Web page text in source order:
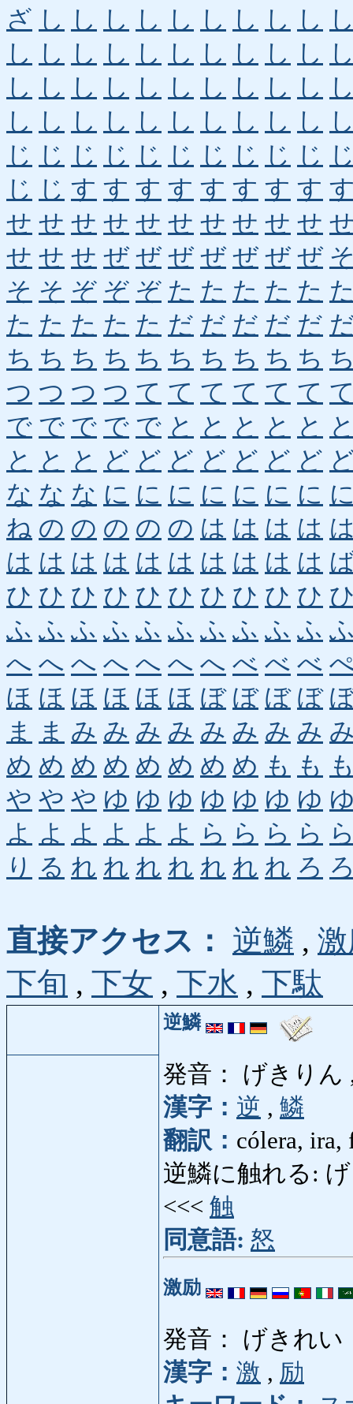
ざ し し し し し し し し し
し し し し し し し し し し
し し し し し し し し し し
し し し し し し し し し し
じ じ じ じ じ じ じ じ じ じ
じ じ す す す す す す す す
せ せ せ せ せ せ せ せ せ せ
せ せ せ ぜ ぜ ぜ ぜ ぜ ぜ ぜ
そ そ ぞ ぞ ぞ た た た た た
た た た た た だ だ だ だ だ
ち ち ち ち ち ち ち ち ち ち
つ つ つ つ て て て て て て
で で で で で と と と と と
と と と ど ど ど ど ど ど ど
な な な に に に に に に に
ね の の の の の は は は は
は は は は は は は は は は
ひ ひ ひ ひ ひ ひ ひ ひ ひ ひ
ふ ふ ふ ふ ふ ふ ふ ふ ふ ふ
へ へ へ へ へ へ へ べ べ べ
ほ ほ ほ ほ ほ ほ ぼ ぼ ぼ ぼ
ま
ま み み み み み み み み
め め め め め め め め も も
や や や ゆ ゆ ゆ ゆ ゆ ゆ ゆ
よ よ よ よ よ よ ら ら ら ら
り る れ れ れ れ れ れ れ ろ
直接アクセス： 逆鱗 ,
下旬 , 下女 , 下水 , 下駄
逆鱗
発音： げきりん
漢字： 逆 , 鱗
翻訳： cólera, ira,
逆鱗に触れる:
<<< 触
同意語: 怒
激励
発音： げきれい
漢字： 激 , 励